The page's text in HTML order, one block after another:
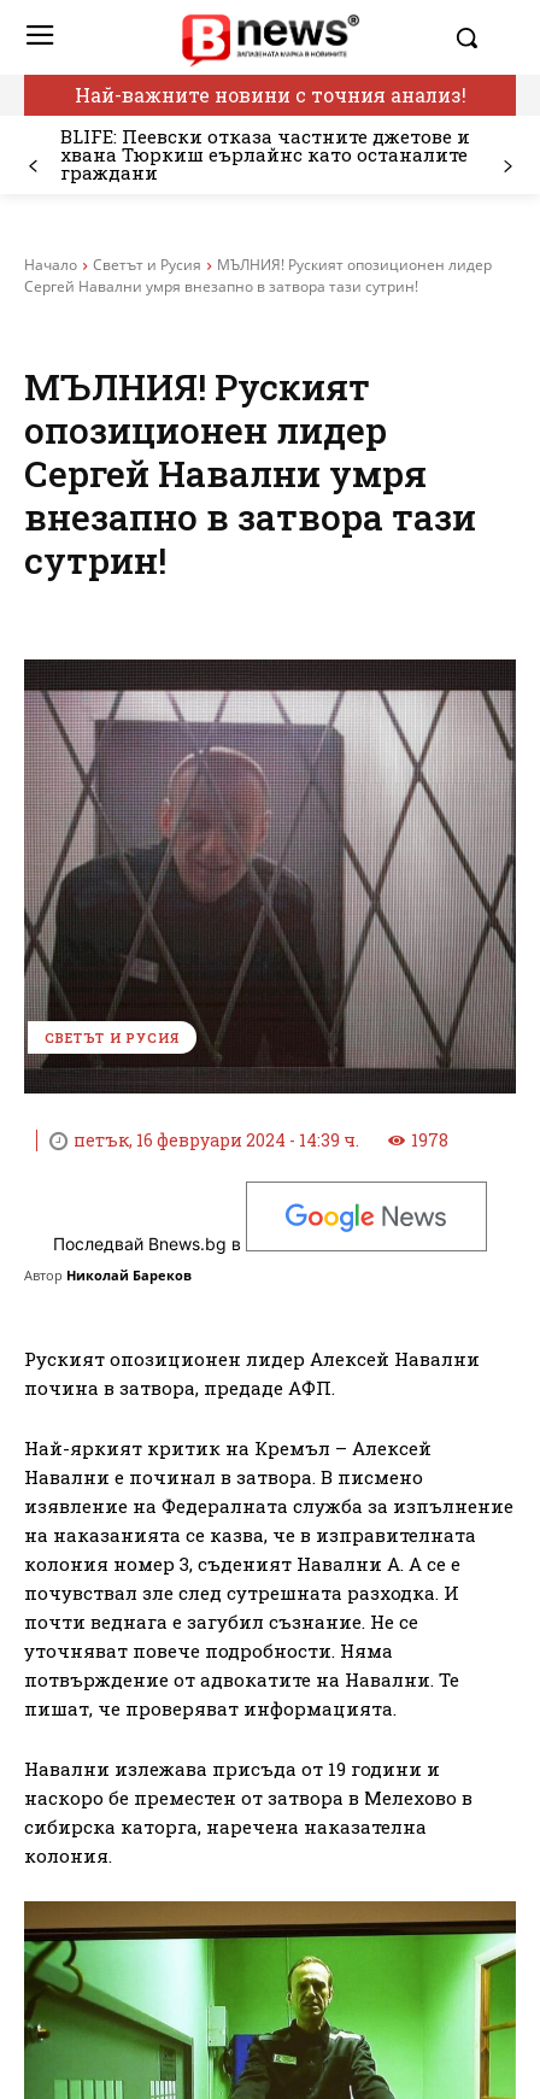
Най-важните новини с точния анализ!
BLIFE: Пеевски отказа частните джетове и
хвана Тюркиш еърлайнс като останалите
граждани
Начало Светът и Русия
МЪЛНИЯ! Руският опозиционен лидер
Сергей Навални умря внезапно в затвора тази сутрин!
МЪЛНИЯ! Руският
опозиционен лидер
Сергей Навални умря
внезапно в затвора тази
сутрин!
СВЕТЪТ И РУСИЯ
петък, 16 февруари 2024 - 14:39 ч. 1978
Последвай Bnews.bg в
Автор Николай Бареков
Руският опозиционен лидер Алексей Навални
почина в затвора, предаде АФП.
Най-яркият критик на Кремъл – Алексей
Навални е починал в затвора. В писмено
изявление на Федералната служба за изпълнение
на наказанията се казва, че в изправителната
колония номер 3, съденият Навални А. А се е
почувствал зле след сутрешната разходка. И
почти веднага е загубил съзнание. Не се
уточняват повече подробности. Няма
потвърждение от адвокатите на Навални. Те
пишат, че проверяват информацията.
Навални излежава присъда от 19 години и
наскоро бе преместен от затвора в Мелехово в
сибирска каторга, наречена наказателна
колония.